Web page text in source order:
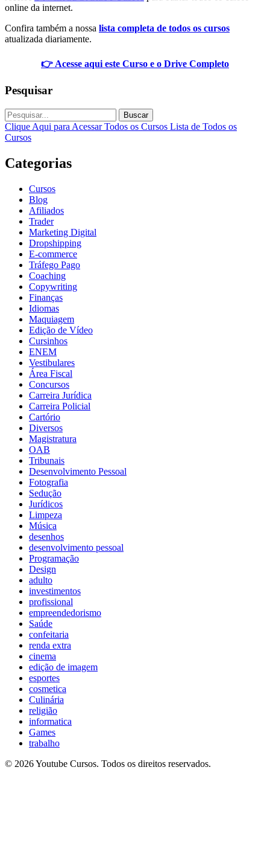
online da internet.
Confira também a nossa lista completa de todos os cursos
atualizada diariamente.
👉 Acesse aqui este Curso e o Drive Completo
Pesquisar
Buscar
Clique Aqui para Acessar Todos os Cursos Lista de Todos os
Cursos
Categorias
Cursos
Blog
Afiliados
Trader
Marketing Digital
Dropshipping
E-commerce
Tráfego Pago
Coaching
Copywriting
Finanças
Idiomas
Maquiagem
Edição de Vídeo
Cursinhos
ENEM
Vestibulares
Área Fiscal
Concursos
Carreira Jurídica
Carreira Policial
Cartório
Diversos
Magistratura
OAB
Tribunais
Desenvolvimento Pessoal
Fotografia
Sedução
Jurídicos
Limpeza
Música
desenhos
desenvolvimento pessoal
Programação
Design
adulto
investimentos
profissional
empreendedorismo
Saúde
confeitaria
renda extra
cinema
edição de imagem
esportes
cosmetica
Culinária
religião
informatica
Games
trabalho
© 2026 Youtube Cursos. Todos os direitos reservados.